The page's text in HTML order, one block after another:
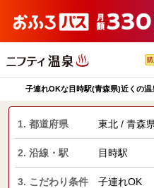
子連れOKな目時駅(青森県)近くの
1. 都道府県 東北 / 青森
2. 沿線・駅 目時駅
3. こだわり条件 子連れOK